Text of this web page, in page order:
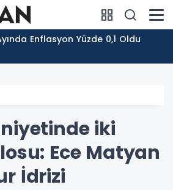
Enflasyon Yüzde 0,1 Oldu
iki
Ece Matyan
İdrizi